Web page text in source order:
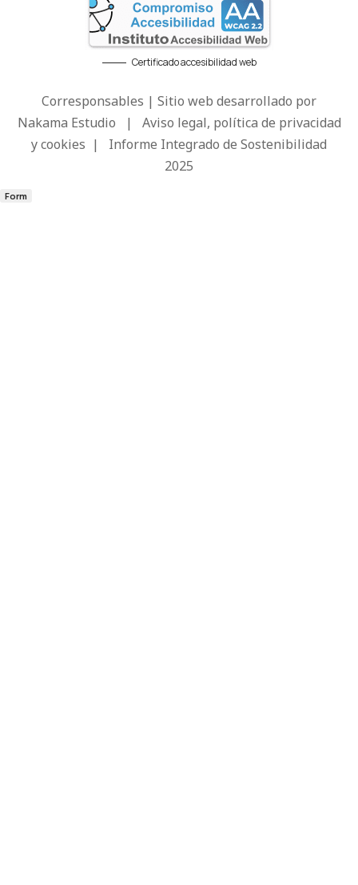
Certificado accesibilidad web
Corresponsables | Sitio web desarrollado por
Nakama Estudio | Aviso legal, política de privacidad
y cookies | Informe Integrado de Sostenibilidad
2025
Form